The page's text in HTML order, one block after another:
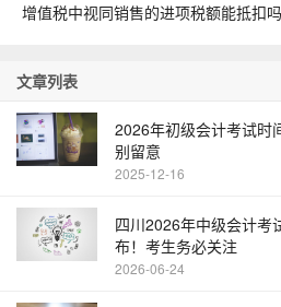
文章列表
2026年初级会计考试时
别留意
2025-12-16
四川2026年中级会计考
布！考生务必关注
2026-06-24